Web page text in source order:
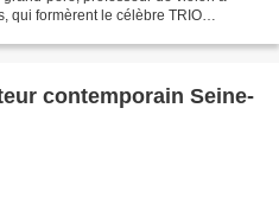
qui formèrent le célèbre TRIO
contemporain Seine-